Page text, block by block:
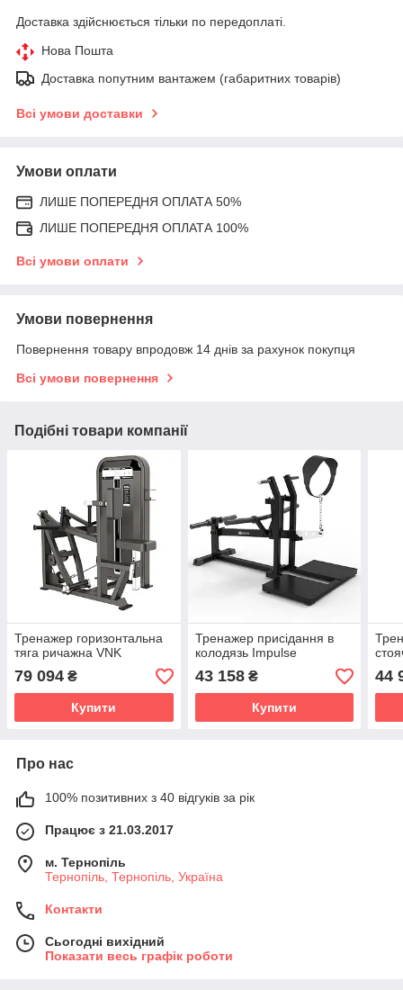
Доставка здійснюється тільки по передоплаті.
Нова Пошта
Доставка попутним вантажем (габаритних товарів)
Всі умови доставки
Умови оплати
ЛИШЕ ПОПЕРЕДНЯ ОПЛАТА 50%
ЛИШЕ ПОПЕРЕДНЯ ОПЛАТА 100%
Всі умови оплати
Умови повернення
Повернення товару впродовж 14 днів за рахунок покупця
Всі умови повернення
Подібні товари компанії
Тренажер горизонтальна
тяга ричажна VNK
79 094 ₴
Купити
Тренажер присідання в
колодязь Impulse
43 158₴
Купити
44
Про нас
100% позитивних з 40 відгуків за рік
Працює з 21.03.2017
м. Тернопіль
Тернопіль, Тернопіль, Україна
Контакти
Сьогодні вихідний
Показати весь графік роботи